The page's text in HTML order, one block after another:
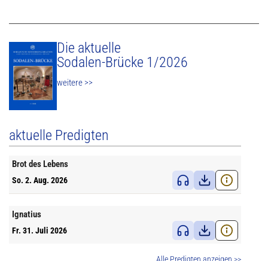
Die aktuelle
Sodalen-Brücke 1/2026
weitere >>
aktuelle Predigten
Brot des Lebens
So. 2. Aug. 2026
Ignatius
Fr. 31. Juli 2026